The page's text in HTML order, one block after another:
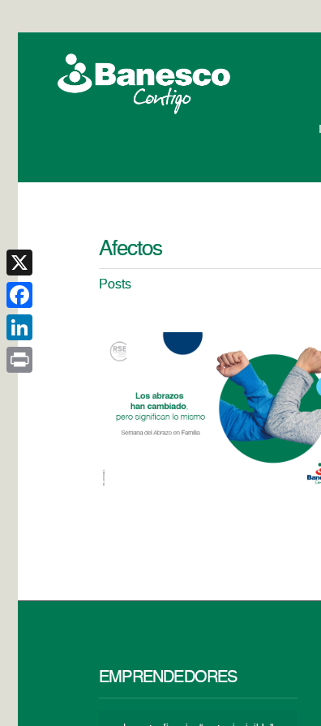
Afectos
Posts
EMPRENDEDORES
X
Facebook
LinkedIn